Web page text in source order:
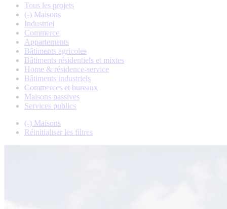
Tous les projets
(-) Maisons
Industriel
Commerce
Appartements
Bâtiments agricoles
Bâtiments résidentiels et mixtes
Home & résidence-service
Bâtiments industriels
Commerces et bureaux
Maisons passives
Services publics
(-) Maisons
Réinitialiser les filtres